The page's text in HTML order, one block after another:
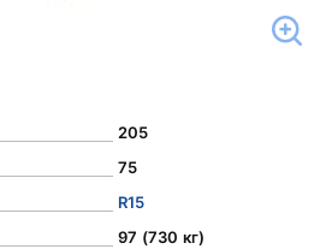
205
75
R15
97 (730 кг)